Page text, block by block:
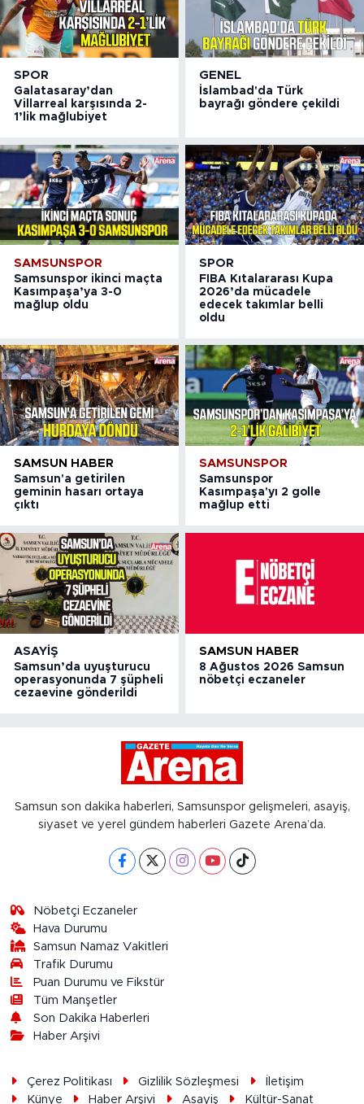
SPOR
Galatasaray’dan
Villarreal karşısında 2-
1’lik mağlubiyet
GENEL
İslambad'da Türk
bayrağı göndere çekildi
SAMSUNSPOR
Samsunspor ikinci maçta
Kasımpaşa’ya 3-0
mağlup oldu
SPOR
FIBA Kıtalararası Kupa
2026’da mücadele
edecek takımlar belli
oldu
SAMSUN HABER
Samsun'a getirilen
geminin hasarı ortaya
çıktı
SAMSUNSPOR
Samsunspor
Kasımpaşa'yı 2 golle
mağlup etti
ASAYIŞ
Samsun’da uyuşturucu
operasyonunda 7 şüpheli
cezaevine gönderildi
SAMSUN HABER
8 Ağustos 2026 Samsun
nöbetçi eczaneler
Samsun son dakika haberleri, Samsunspor gelişmeleri, asayiş,
siyaset ve yerel gündem haberleri Gazete Arena’da.
Nöbetçi Eczaneler
Hava Durumu
Samsun Namaz Vakitleri
Trafik Durumu
Puan Durumu ve Fikstür
Tüm Manşetler
Son Dakika Haberleri
Haber Arşivi
Çerez Politikası Gizlilik Sözleşmesi
İletişim
Künye
Haber Arşivi Asayiş Kültür-Sanat